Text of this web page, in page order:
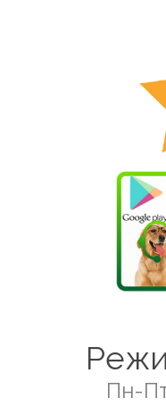
Пн-